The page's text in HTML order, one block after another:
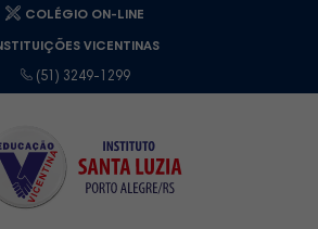
COLÉGIO ON-LINE
VICENTINAS
(51) 3249-1299